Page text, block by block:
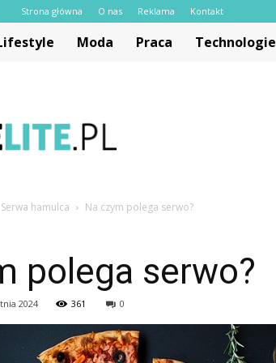
Strona główna O nas Reklama Kontakt
Moda Praca Technologie
Serwa hamulca Na czym polega serwo?
polega serwo?
2024 361 0